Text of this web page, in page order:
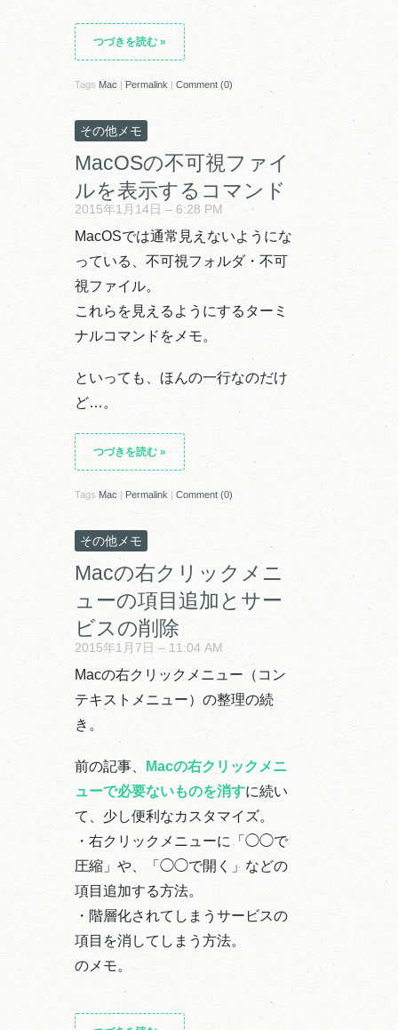
つづきを読む »
Tags Mac | Permalink | Comment (0)
その他メモ
MacOSの不可視ファイ
ルを表示するコマンド
2015年1月14日 – 6:28 PM
MacOSでは通常見えないようにな
っている、不可視フォルダ・不可
視ファイル。
これらを見えるようにするターミ
ナルコマンドをメモ。
といっても、ほんの一行なのだけ
ど…。
つづきを読む »
Tags Mac Permalink Comment (0)
その他メモ
Macの右クリックメニ
ューの項目追加とサー
ビスの削除
2015年1月7日 – 11:04 AM
Macの右クリックメニュー（コン
テキストメニュー）の整理の続
き。
前の記事、
Macの右クリックメニ
ューで必要ないものを消すに続い
て、少し便利なカスタマイズ。
・右クリックメニューに「◯◯で
圧縮」や、「◯◯で開く」などの
項目追加する方法。
・階層化されてしまうサービスの
項目を消してしまう方法。
のメモ。